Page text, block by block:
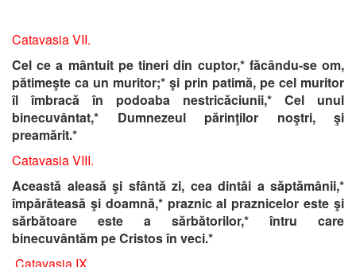
Catavasia VII.
Cel ce a mântuit pe tineri din cuptor,* făcându-se om,
pătimeşte ca un muritor;* şi prin patimă, pe cel muritor
îl îmbracă în podoaba nestricăciunii,* Cel unul
binecuvântat,* Dumnezeul părinţilor noştri, şi
preamărit.*
Catavasia VIII.
Această aleasă şi sfântă zi, cea dintâi a săptămânii,*
împărăteasă şi doamnă,* praznic al praznicelor este şi
sărbătoare este a sărbătorilor,* întru care
binecuvântăm pe Cristos în veci.*
Catavasia IX.